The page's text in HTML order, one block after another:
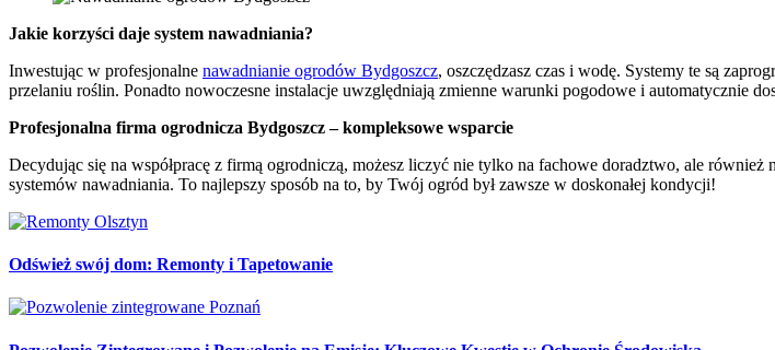
Jakie korzyści daje system nawadniania?
Inwestując w profesjonalne nawadnianie ogrodów Bydgoszcz, oszczędzasz czas i wodę. Systemy te są
przelaniu roślin. Ponadto nowoczesne instalacje uwzględniają zmienne warunki pogodowe i automatycznie
Profesjonalna firma ogrodnicza Bydgoszcz – kompleksowe wsparcie
Decydując się na współpracę z firmą ogrodniczą, możesz liczyć nie tylko na fachowe doradztwo, ale
systemów nawadniania. To najlepszy sposób na to, by Twój ogród był zawsze w doskonałej kondycji!
Odśwież swój dom: Remonty i Tapetowanie